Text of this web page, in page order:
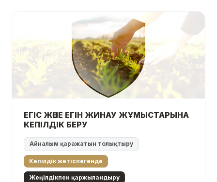
ЕГІС ЖӘНЕ ЕГІН ЖИНАУ ЖҰМЫСТАРЫНА
КЕПІЛДІК БЕРУ
Aйналым қаражатын толықтыру
Кепілдік жетіспегенде
Жеңілдікпен қаржыландыру